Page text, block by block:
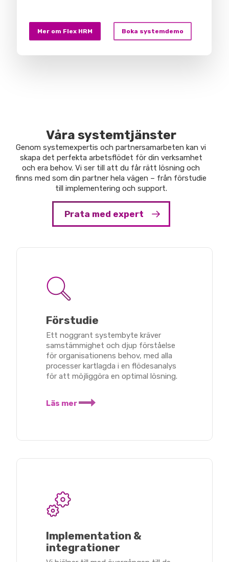
Mer om Flex HRM Boka systemdemo
Våra systemtjänster
Genom systemexpertis och partnersamarbeten kan vi
skapa det perfekta arbetsflödet för din verksamhet
och era behov. Vi ser till att du får rätt lösning och
finns med som din partner hela vägen – från förstudie
till implementering och support.
Prata med expert
Förstudie
Ett noggrant systembyte kräver
samstämmighet och djup förståelse
för organisationens behov, med alla
processer kartlagda i en flödesanalys
för att möjliggöra en optimal lösning.
Läs mer
Implementation &
integrationer